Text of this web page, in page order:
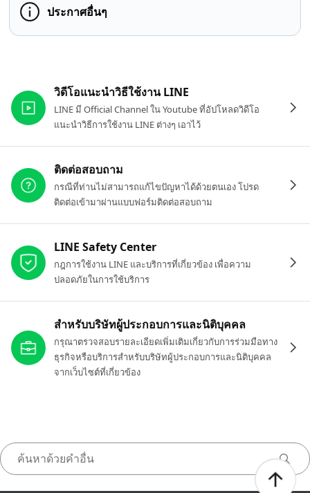
ประกาศอื่นๆ
วิดีโอแนะนำวิธีใช้งาน LINE
LINE มี Official Channel ใน Youtube ที่อัปโหลดวิดีโอ
แนะนำวิธีการใช้งาน LINE ต่างๆ เอาไว้
ติดต่อสอบถาม
กรณีที่ท่านไม่สามารถแก้ไขปัญหาได้ด้วยตนเอง โปรด
ติดต่อเข้ามาผ่านแบบฟอร์มติดต่อสอบถาม
LINE Safety Center
กฎการใช้งาน LINE และบริการที่เกี่ยวข้อง เพื่อความ
ปลอดภัยในการใช้บริการ
สำหรับบริษัทผู้ประกอบการและนิติบุคคล
กรุณาตรวจสอบรายละเอียดเพิ่มเติมเกี่ยวกับการร่วมมือทาง
ธุรกิจหรือบริการสำหรับบริษัทผู้ประกอบการและนิติบุคคล
จากเว็บไซต์ที่เกี่ยวข้อง